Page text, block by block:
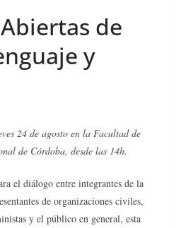
de
y
24 de agosto en la Facultad de
de Córdoba, desde las 14h.
el diálogo entre integrantes de la
de organizaciones civiles,
y el público en general, esta